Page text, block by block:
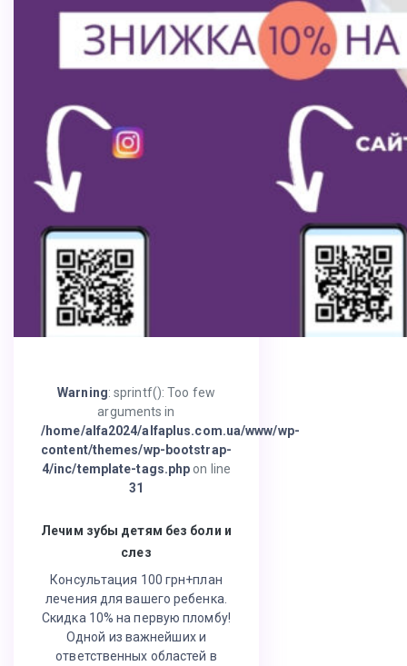
Warning: sprintf(): Too few
arguments in
/home/alfa2024/alfaplus.com.ua/www/wp-
content/themes/wp-bootstrap-
4/inc/template-tags.php on line
31
Лечим зубы детям без боли и
слез
Консультация 100 грн+план
лечения для вашего ребенка.
Скидка 10% на первую пломбу!
Одной из важнейших и
ответственных областей в